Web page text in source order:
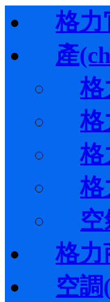
格力
產
格
格
格
格
格力
空